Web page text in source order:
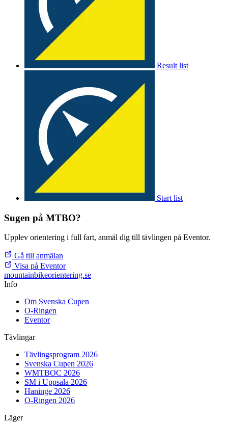
Result list
Start list
Sugen på MTBO?
Upplev orientering i full fart, anmäl dig till tävlingen på Eventor.
Gå till anmälan
Visa på Eventor
mountainbikeorientering.se
Info
Om Svenska Cupen
O-Ringen
Eventor
Tävlingar
Tävlingsprogram 2026
Svenska Cupen 2026
WMTBOC 2026
SM i Uppsala 2026
Haninge 2026
O-Ringen 2026
Läger